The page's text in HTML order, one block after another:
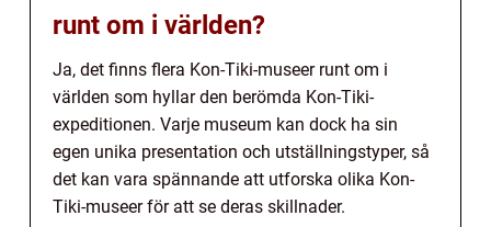
runt om i världen?
Ja, det finns flera Kon-Tiki-museer runt om i
världen som hyllar den berömda Kon-Tiki-
expeditionen. Varje museum kan dock ha sin
egen unika presentation och utställningstyper, så
det kan vara spännande att utforska olika Kon-
Tiki-museer för att se deras skillnader.